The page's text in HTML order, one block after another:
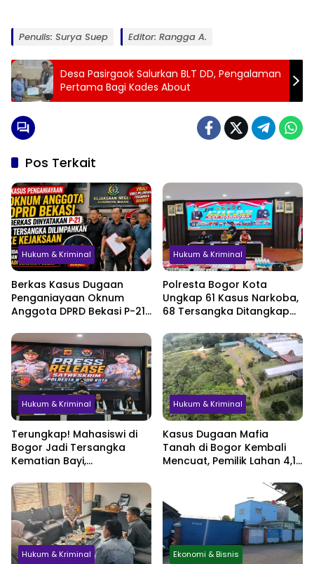
Penulis: Surya Suep Editor: Rangga A.
Desa Pasirgaok Salurkan BLT DD, Pengalaman
Pertama Bagi Kades About
Pos Terkait
Hukum & Kriminal
Berkas Kasus Dugaan
Penganiayaan Oknum
Anggota DPRD Bekasi P-21,
Jadi Sorotan
Hukum & Kriminal
Polresta Bogor Kota
Ungkap 61 Kasus Narkoba,
68 Tersangka Ditangkap
Hukum & Kriminal
Terungkap! Mahasiswi di
Bogor Jadi Tersangka
Kematian Bayi,
hingga Simpan Jasad di
Lemari
Hukum & Kriminal
Kasus Dugaan Mafia
Tanah di Bogor Kembali
Mencuat, Pemilik Lahan 4,1
Perlindungan Hukum
Hukum & Kriminal Ekonomi & Bisnis